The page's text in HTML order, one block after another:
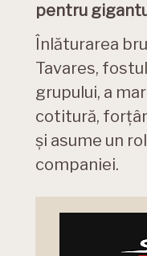
pentru
Înlăturarea
Tavares,
grupului, a
cotitură,
și asume un
companiei.